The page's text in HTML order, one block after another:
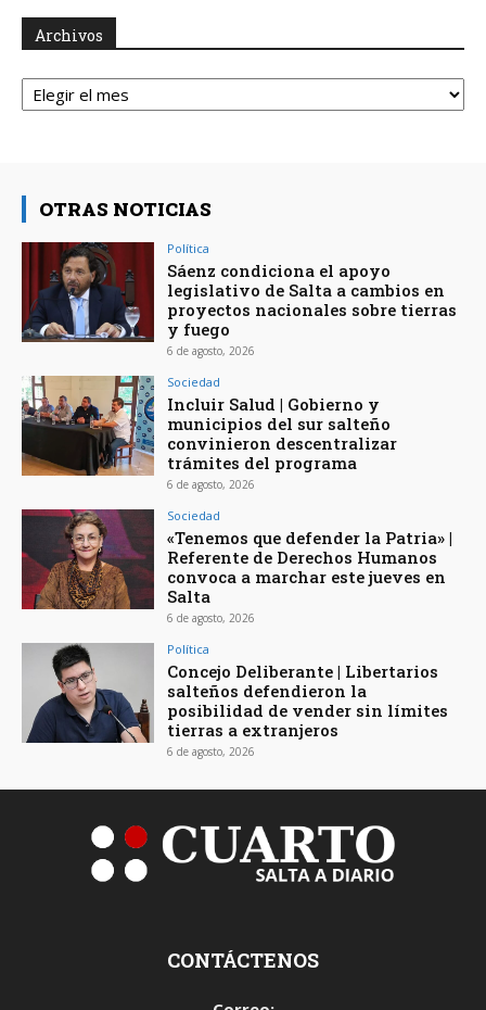
Archivos
Archivos
OTRAS NOTICIAS
Política
Sáenz condiciona el apoyo
legislativo de Salta a cambios en
proyectos nacionales sobre tierras
y fuego
6 de agosto, 2026
Sociedad
Incluir Salud | Gobierno y
municipios del sur salteño
convinieron descentralizar
trámites del programa
6 de agosto, 2026
Sociedad
«Tenemos que defender la Patria» |
Referente de Derechos Humanos
convoca a marchar este jueves en
Salta
6 de agosto, 2026
Política
Concejo Deliberante | Libertarios
salteños defendieron la
posibilidad de vender sin límites
tierras a extranjeros
6 de agosto, 2026
CONTÁCTENOS